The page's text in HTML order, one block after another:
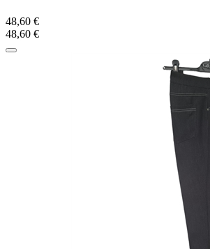
48,60 €
48,60 €